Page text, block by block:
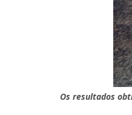
Os resultados